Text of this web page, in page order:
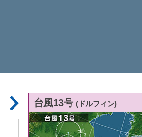
台風13号 (ドルフィン)